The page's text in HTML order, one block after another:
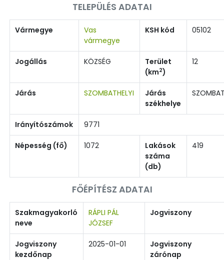
TELEPÜLÉS ADATAI
Vármegye
Vas
vármegye
KSH kód 05102
Jogállás KÖZSÉG
Terület
(km2)
12
Járás SZOMBATHELYI
Járás
székhelye
Irányítószámok 9771
Népesség (fő) 1072
Lakások
száma
(db)
419
FŐÉPÍTÉSZ ADATAI
Szakmagyakorló
neve
RÁPLI PÁL
JÓZSEF
Jogviszony
Jogviszony
kezdőnap
2025-01-01
Jogviszony
zárónap